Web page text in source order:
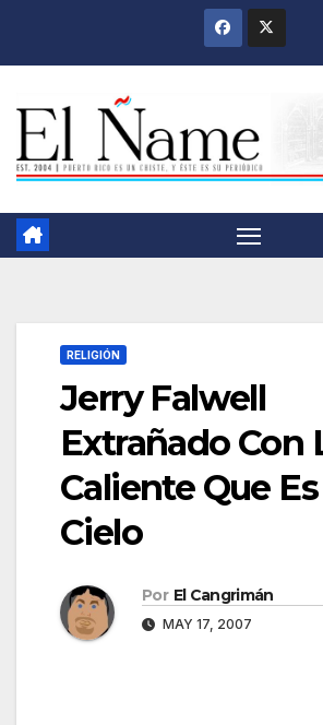
RELIGIÓN
Jerry Falwell
Extrañado Con
Caliente Que
Cielo
Por El Cangrimán
MAY 17, 2007